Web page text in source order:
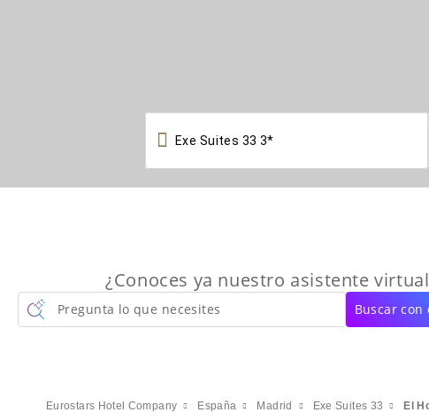

¿Conoces ya nuestro asistente
Pregunta lo que necesites Buscar con
Eurostars Hotel Company España Madrid Exe Suites 33 El